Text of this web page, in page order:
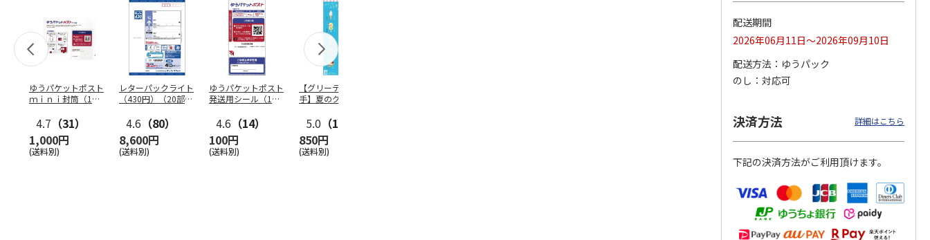
ゆうパケットポスト
ｍｉｎｉ封筒（1個
4.7 （31）
1,000円
(送料別)
レターパックライト
（430円）（20部セ
4.6 （80）
8,600円
(送料別)
ゆうパケットポスト
発送用シール（1個
4.6 （14）
100円
(送料別)
【グリーティング切
手】夏のグリーティ
5.0 （10）
850円
(送料別)
【グリーティング切
円…
4.8（11）
5,500円
4.6（7）
11,000円
配送期間
2026年06月11日～2026年09月10日
配送方法
ゆうパック
のし
対応可
決済方法 詳細はこちら
下記の決済方法がご利用頂けます。